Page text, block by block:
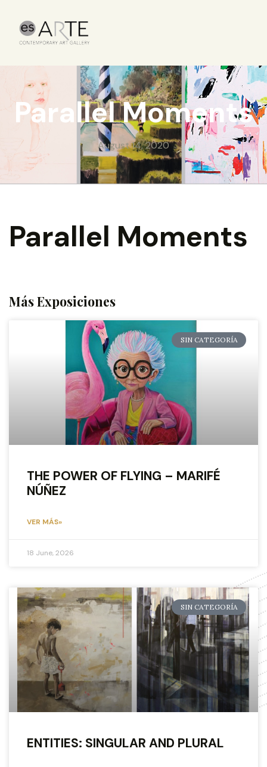
Parallel Moments
August 14, 2020
Más Exposiciones
SIN CATEGORÍA
THE POWER OF FLYING – MARIFÉ
NÚÑEZ
VER MÁS»
18 June, 2026
SIN CATEGORÍA
ENTITIES: SINGULAR AND PLURAL
Parallel Moments